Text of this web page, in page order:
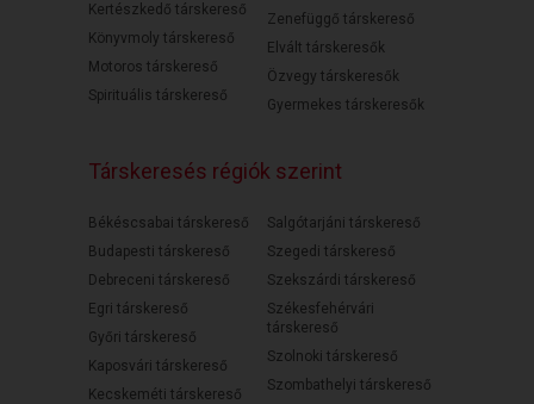
Kertészkedő társkereső
Könyvmoly társkereső
Motoros társkereső
Spirituális társkereső
Zenefüggő társkereső
Elvált társkeresők
Özvegy társkeresők
Gyermekes társkeresők
Társkeresés régiók szerint
Békéscsabai társkereső
Budapesti társkereső
Debreceni társkereső
Egri társkereső
Győri társkereső
Kaposvári társkereső
Kecskeméti társkereső
Salgótarjáni társkereső
Szegedi társkereső
Szekszárdi társkereső
Székesfehérvári
társkereső
Szolnoki társkereső
Szombathelyi társkereső